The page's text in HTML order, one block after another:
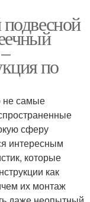
по
не самые
сферу
интересным
которые
как
их монтаж